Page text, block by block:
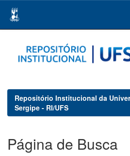
navigation
Repositório Institucional da
Sergipe - RI/UFS
Página de Busca